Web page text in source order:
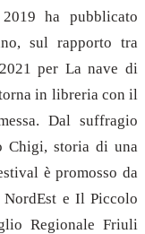
ha pubblicato
sul rapporto tra
per La nave di
in libreria con il
Dal suffragio
Chigi, storia di una
è promosso da
e Il Piccolo
Regionale Friuli